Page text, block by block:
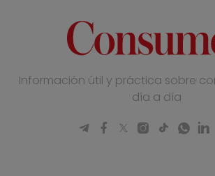
Información útil y práctica sobre
día a día